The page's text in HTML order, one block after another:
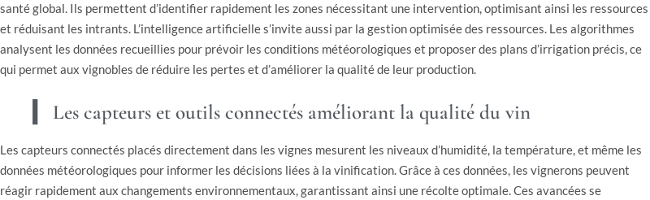
santé global. Ils permettent d’identifier rapidement les zones nécessitant une intervention, optimisant ainsi les ressources
et réduisant les intrants. L’intelligence artificielle s’invite aussi par la gestion optimisée des ressources. Les algorithmes
analysent les données recueillies pour prévoir les conditions météorologiques et proposer des plans d’irrigation précis, ce
qui permet aux vignobles de réduire les pertes et d’améliorer la qualité de leur production.
Les capteurs et outils connectés améliorant la qualité du vin
Les capteurs connectés placés directement dans les vignes mesurent les niveaux d’humidité, la température, et même les
données météorologiques pour informer les décisions liées à la vinification. Grâce à ces données, les vignerons peuvent
réagir rapidement aux changements environnementaux, garantissant ainsi une récolte optimale. Ces avancées se